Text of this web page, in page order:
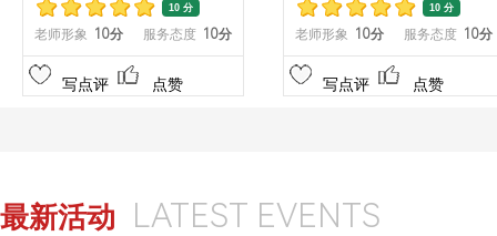
10 分
老师形象 10分 服务态度 10分
写点评 点赞
10 分
老师形象 10分 服务态度 10分
写点评 点赞
最新活动 LATEST EVENTS